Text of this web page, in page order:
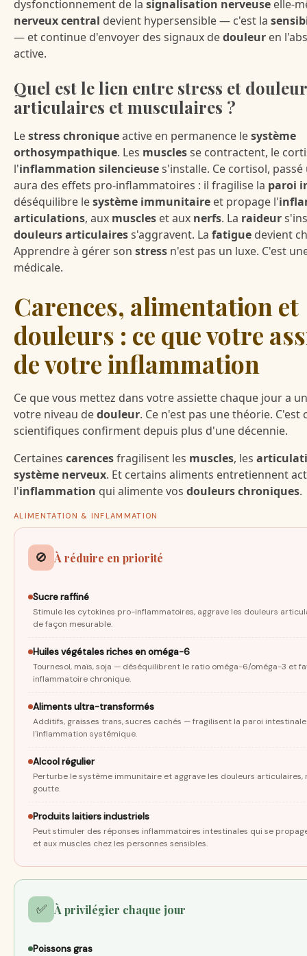
dysfonctionnement de la signalisation nerveuse elle-
nerveux central devient hypersensible — c'est la
— et continue d'envoyer des signaux dedouleur en
active.
Quel est le lien entre stress et
articulaires et musculaires ?
Lestress chroniqueactive en permanence lesystème
orthosympathique. Les musclesse contractent, le
l'inflammation silencieuses'installe. Ce cortisol,
aura des effets pro-inflammatoires : il fragilise la paroi
déséquilibre lesystème immunitaire et propage l'
articulations, aux muscles et aux nerfs. La raideur
douleurs articulairess'aggravent. La fatigue devient
Apprendre à gérer son stress n'est pas un luxe. C'est
médicale.
Carences, alimentation et
douleurs : ce que votre
de votre inflammation
Ce que vous mettez dans votre assiette chaque jour a
votre niveau dedouleur. Ce n'est pas une théorie. C'est
scientifiques confirment depuis plus d'une décennie.
Certaines carencesfragilisent les muscles, les
système nerveux. Et certains aliments entretiennent
l'inflammation qui alimente vos douleurs chroniques.
ALIMENTATION & INFLAMMATION
🚫 À réduire en priorité
Sucre raffiné
Stimule les cytokines pro-inflammatoires, aggrave les douleurs
de façon mesurable.
Huiles végétales riches en oméga-6
Tournesol, maïs, soja — déséquilibrent le ratio oméga-6/oméga-3 et
inflammatoire chronique.
Aliments ultra-transformés
Additifs, graisses trans, sucres cachés — fragilisent la paroi
l'inflammation systémique.
Alcool régulier
Perturbe le système immunitaire et aggrave les douleurs articulaires,
goutte.
Produits laitiers industriels
Peut stimuler des réponses inflammatoires intestinales qui se
et aux muscles chez les personnes sensibles.
✅ À privilégier chaque jour
Poissons gras